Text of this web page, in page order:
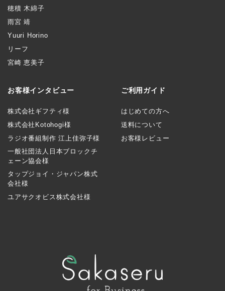
穂積 木綿子
雨宮 靖
Yuuri Horino
リーフ
宮崎 恵美子
お客様インタビュー
株式会社ギフティ様
株式会社Kotohogi様
ラジオ番組制作 江上佳弥子様
一般社団法人日本ブロックチ
ェーン協会様
タップジョイ・ジャパン株式
会社様
ユアサクオビス株式会社様
ご利用ガイド
はじめての方へ
送料について
お客様レビュー